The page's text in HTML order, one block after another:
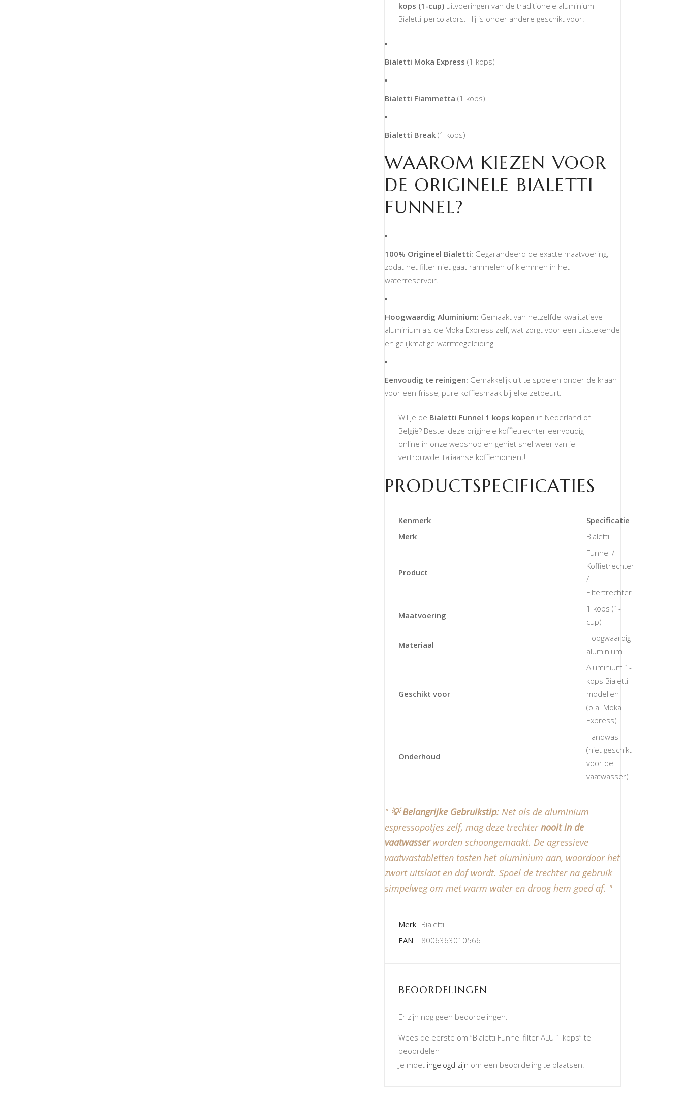
kops (1-cup) uitvoeringen van de traditionele aluminium
Bialetti-percolators. Hij is onder andere geschikt voor:
Bialetti Moka Express (1 kops)
Bialetti Fiammetta (1 kops)
Bialetti Break (1 kops)
WAAROM KIEZEN VOOR
DE ORIGINELE BIALETTI
FUNNEL?
100% Origineel Bialetti: Gegarandeerd de exacte maatvoering,
zodat het filter niet gaat rammelen of klemmen in het
waterreservoir.
Hoogwaardig Aluminium: Gemaakt van hetzelfde kwalitatieve
aluminium als de Moka Express zelf, wat zorgt voor een uitstekende
en gelijkmatige warmtegeleiding.
Eenvoudig te reinigen: Gemakkelijk uit te spoelen onder de kraan
voor een frisse, pure koffiesmaak bij elke zetbeurt.
Wil je de Bialetti Funnel 1 kops kopen in Nederland of
België? Bestel deze originele koffietrechter eenvoudig
online in onze webshop en geniet snel weer van je
vertrouwde Italiaanse koffiemoment!
PRODUCTSPECIFICATIES
Kenmerk
Specificatie
Merk
Bialetti
Product
Funnel /
Koffietrechter
/
Filtertrechter
Maatvoering
1 kops (1-
cup)
Materiaal
Hoogwaardig
aluminium
Geschikt voor
Aluminium 1-
kops Bialetti
modellen
(o.a. Moka
Express)
Onderhoud
Handwas
(niet geschikt
voor de
vaatwasser)
💡 Belangrijke Gebruikstip: Net als de aluminium
espressopotjes zelf, mag deze trechternooit in de
vaatwasserworden schoongemaakt. De agressieve
vaatwastabletten tasten het aluminium aan, waardoor het
zwart uitslaat en dof wordt. Spoel de trechter na gebruik
simpelweg om met warm water en droog hem goed af.
Merk Bialetti
EAN
8006363010566
BEOORDELINGEN
Er zijn nog geen beoordelingen.
Wees de eerste om “Bialetti Funnel filter ALU 1 kops” te
beoordelen
Je moet ingelogd zijn om een beoordeling te plaatsen.